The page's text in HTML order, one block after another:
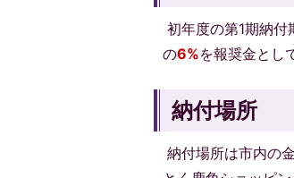
初年度の第1期納
の6%を報奨金とし
納付場所
納付場所は市内の